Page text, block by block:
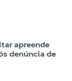
apreende
denúncia de